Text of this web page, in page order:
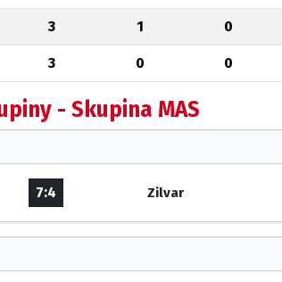
3 1 0
3 0 0
- Skupina MAS
7:4 Zilvar